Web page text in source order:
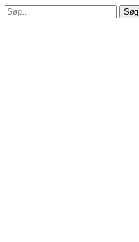
Luk
søgeformular
Søg